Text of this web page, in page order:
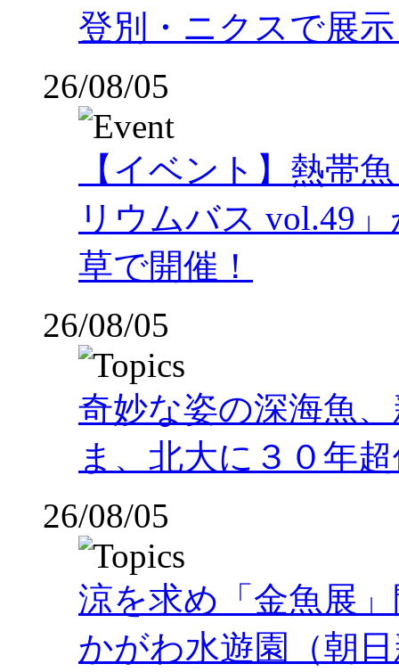
登別・ニクスで展
26/08/05
【イベント】熱帯
リウムバス vol.49
草で開催！
26/08/05
奇妙な姿の深海魚
ま、北大に３０年
26/08/05
涼を求め「金魚展
かがわ水遊園（朝